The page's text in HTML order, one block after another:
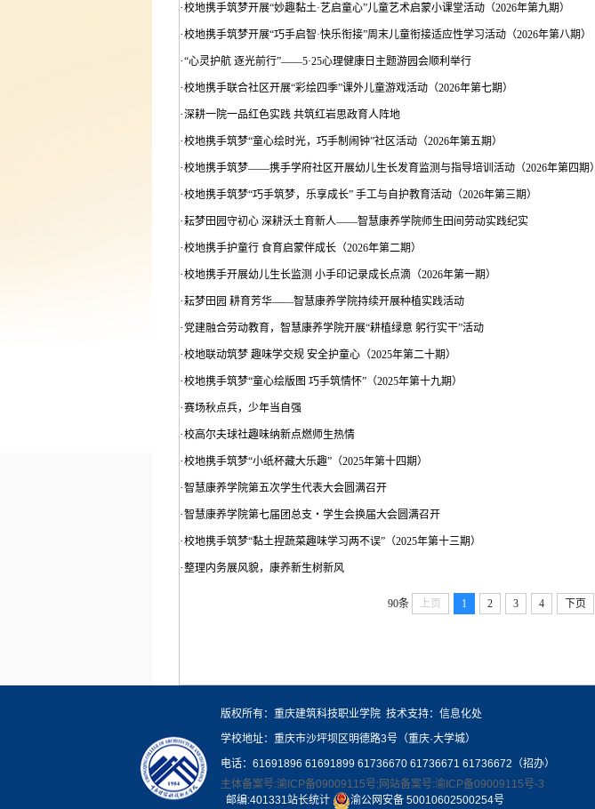
·校地携手筑梦开展“妙趣黏土·艺启童心”儿童艺术启蒙小课堂活动（2026年第九期）
·校地携手筑梦开展“巧手启智·快乐衔接”周末儿童衔接适应性学习活动（2026年第八期）
·“心灵护航 逐光前行”——5·25心理健康日主题游园会顺利举行
·校地携手联合社区开展“彩绘四季”课外儿童游戏活动（2026年第七期）
·深耕一院一品红色实践 共筑红岩思政育人阵地
·校地携手筑梦“童心绘时光，巧手制闹钟”社区活动（2026年第五期）
·校地携手筑梦——携手学府社区开展幼儿生长发育监测与指导培训活动（2026年第四期）
·校地携手筑梦“巧手筑梦，乐享成长” 手工与自护教育活动（2026年第三期）
·耘梦田园守初心 深耕沃土育新人——智慧康养学院师生田间劳动实践纪实
·校地携手护童行 食育启蒙伴成长（2026年第二期）
·校地携手开展幼儿生长监测 小手印记录成长点滴（2026年第一期）
·耘梦田园 耕育芳华——智慧康养学院持续开展种植实践活动
·党建融合劳动教育，智慧康养学院开展“耕植绿意 躬行实干”活动
·校地联动筑梦 趣味学交规 安全护童心（2025年第二十期）
·校地携手筑梦“童心绘版图 巧手筑情怀”（2025年第十九期）
·赛场秋点兵，少年当自强
·校高尔夫球社趣味纳新点燃师生热情
·校地携手筑梦“小纸杯藏大乐趣”（2025年第十四期）
·智慧康养学院第五次学生代表大会圆满召开
·智慧康养学院第七届团总支・学生会换届大会圆满召开
·校地携手筑梦“黏土捏蔬菜趣味学习两不误”（2025年第十三期）
·整理内务展风貌，康养新生树新风
90条 上页 1 2 3 4 下页
版权所有：重庆建筑科技职业学院 技术支持：信息化处
学校地址：重庆市沙坪坝区明德路3号（重庆·大学城）
电话：61691896 61691899 61736670 61736671 61736672（招办）
主体备案号:渝ICP备09009115号;网站备案号:渝ICP备09009115号-3
邮编:401331站长统计
渝公网安备 50010602500254号